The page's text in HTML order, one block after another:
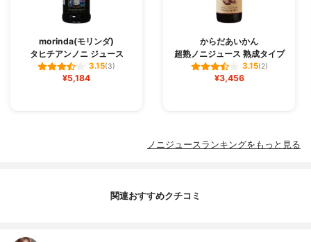
morinda(モリンダ)
タヒチアンノニ ジュース
3.15(3)
¥5,184
からだあいかん
超熟ノニジュース 熟成タイプ
3.15(2)
¥3,456
ノニジュースランキングをもっと見る
関連おすすめクチコミ